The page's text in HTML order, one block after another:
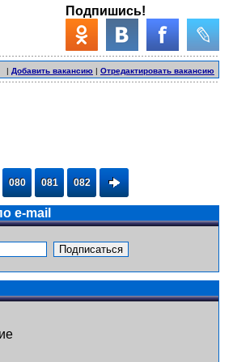
Подпишись!
| Добавить вакансию | Отредактировать вакансию
080 081 082
e-mail